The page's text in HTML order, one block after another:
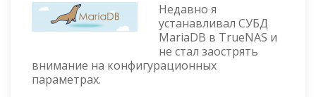
НАСТРОЙКА
КОНФИГУРАЦИОННЫХ
ПАРАМЕТРОВ
В
TRUENAS
Недавно я
устанавливал СУБД
MariaDB в TrueNAS и
не стал заострять
внимание на конфигурационных
параметрах.